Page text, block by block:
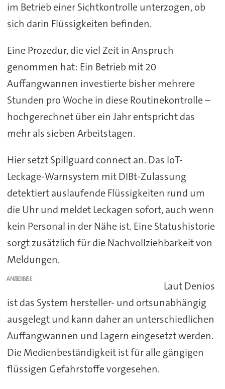
im Betrieb einer Sichtkontrolle unterzogen, ob
sich darin Flüssigkeiten befinden.
Eine Prozedur, die viel Zeit in Anspruch
genommen hat: Ein Betrieb mit 20
Auffangwannen investierte bisher mehrere
Stunden pro Woche in diese Routinekontrolle –
hochgerechnet über ein Jahr entspricht das
mehr als sieben Arbeitstagen.
Hier setzt Spillguard connect an. Das IoT-
Leckage-Warnsystem mit DIBt-Zulassung
detektiert auslaufende Flüssigkeiten rund um
die Uhr und meldet Leckagen sofort, auch wenn
kein Personal in der Nähe ist. Eine Statushistorie
sorgt zusätzlich für die Nachvollziehbarkeit von
Meldungen.
ANZEIGE
Laut Denios
ist das System hersteller- und ortsunabhängig
ausgelegt und kann daher an unterschiedlichen
Auffangwannen und Lagern eingesetzt werden.
Die Medienbeständigkeit ist für alle gängigen
flüssigen Gefahrstoffe vorgesehen.